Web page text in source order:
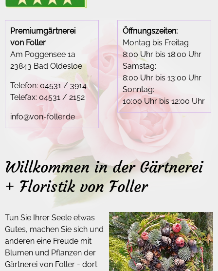
Premiumgärtnerei
von Foller
Am Poggensee 1a
23843 Bad Oldesloe
Telefon: 04531 / 3914
Telefax: 04531 / 2152
info@von-foller.de
Öffnungszeiten:
Montag bis Freitag
8:00 Uhr bis18:00 Uhr
Samstag:
8:00 Uhr bis13:00 Uhr
Sonntag:
10:00 Uhrbis12:00 Uhr
Willkommen in der Gärtnerei
+ Floristik von Foller
Tun Sie Ihrer Seele etwas
Gutes, machen Sie sich und
anderen eine Freude mit
Blumen und Pflanzen der
Gärtnerei von Foller - dort